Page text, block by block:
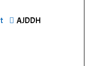
AJDDH